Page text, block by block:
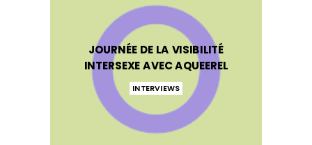
JOURNÉE DE LA VISIBILITÉ
INTERSEXE AVEC AQUEEREL
INTERVIEWS